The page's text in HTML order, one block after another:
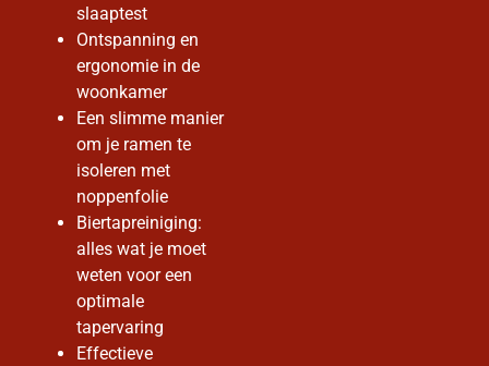
slaaptest
Ontspanning en
ergonomie in de
woonkamer
Een slimme manier
om je ramen te
isoleren met
noppenfolie
Biertapreiniging:
alles wat je moet
weten voor een
optimale
tapervaring
Effectieve